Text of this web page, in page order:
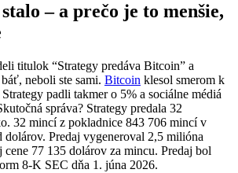
– a prečo je to menšie,
titulok “Strategy predáva Bitcoin” a
neboli ste sami. Bitcoin klesol smerom k
padli takmer o 5% a sociálne médiá
správa? Strategy predala 32
32 mincí z pokladnice 843 706 mincí v
dolárov. Predaj vygeneroval 2,5 milióna
77 135 dolárov za mincu. Predaj bol
8-K SEC dňa 1. júna 2026.